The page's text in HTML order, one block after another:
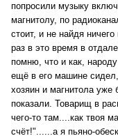
попросили музыку
магнитолу, по
стоит, и не найдя
раз в это время в
помню, что и как,
ещё в его машине
хозяин и магнитола
показали. Товарищ в
чего-то там....как твоя
счёт!"......а я пьяно-